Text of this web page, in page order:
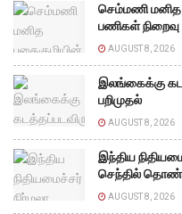
செம்மணி மனித
பணிகள் நிறைவு
AUGUST 8, 2026
இலங்கைக்கு
பறிமுதல்
AUGUST 8, 2026
இந்திய
செந்தில்
AUGUST 8, 2026